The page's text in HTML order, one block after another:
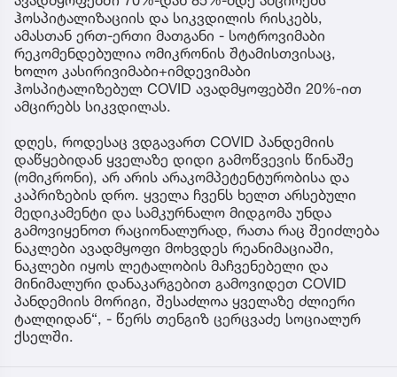
ჰოსპიტალიზაციის და სიკვდილის რისკებს,
ამასთან ერთ-ერთი მათგანი - სოტროვიმაბი
რეკომენდებულია ომიკრონის შტამისთვისაც,
ხოლო კასირივიმაბი+იმდევიმაბი
ჰოსპიტალიზებულ COVID ავადმყოფებში 20%-ით
ამცირებს სიკვდილას.
დღეს, როდესაც ვდგავართ COVID პანდემიის
დაწყებიდან ყველაზე დიდი გამოწვევის წინაშე
(ომიკრონი), არ არის არაკომპეტენტურობისა და
კაპრიზების დრო. ყველა ჩვენს ხელთ არსებული
მედიკამენტი და სამკურნალო მიდგომა უნდა
გამოვიყენოთ რაციონალურად, რათა რაც შეიძლება
ნაკლები ავადმყოფი მოხვდეს რეანიმაციაში,
ნაკლები იყოს ლეტალობის მაჩვენებელი და
მინიმალური დანაკარგებით გამოვიდეთ COVID
პანდემიის მორიგი, შესაძლოა ყველაზე ძლიერი
ტალღიდან“, - წერს თენგიზ ცერცვაძე სოციალურ
ქსელში.